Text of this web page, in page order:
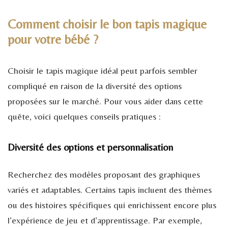
Comment choisir le bon tapis magique
pour votre bébé ?
Choisir le tapis magique idéal peut parfois sembler
compliqué en raison de la diversité des options
proposées sur le marché. Pour vous aider dans cette
quête, voici quelques conseils pratiques :
Diversité des options et personnalisation
Recherchez des modèles proposant des graphiques
variés et adaptables. Certains tapis incluent des thèmes
ou des histoires spécifiques qui enrichissent encore plus
l’expérience de jeu et d’apprentissage. Par exemple,